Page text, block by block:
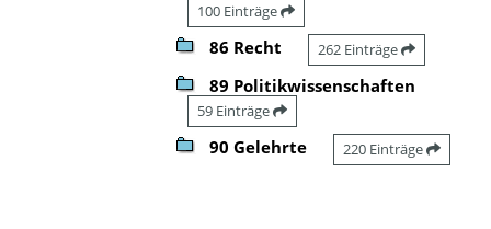
100 Einträge
86 Recht 262 Einträge
89 Politikwissenschaften
59 Einträge
90 Gelehrte 220 Einträge